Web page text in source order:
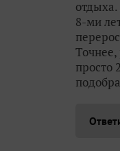
8-ми
просто